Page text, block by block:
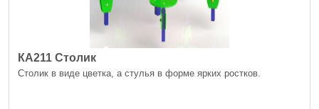
КА211 Столик
Столик в виде цветка, а стулья в форме ярких ростков.